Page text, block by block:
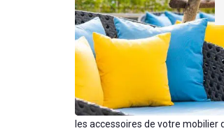
les accessoires de votre mobilier